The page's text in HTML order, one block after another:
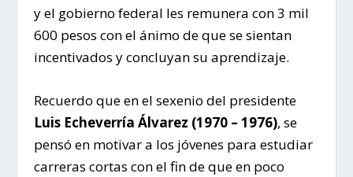
y el gobierno federal les remunera con 3 mil
600 pesos con el ánimo de que se sientan
incentivados y concluyan su aprendizaje.
Recuerdo que en el sexenio del presidente
Luis Echeverría Álvarez (1970 – 1976), se
pensó en motivar a los jóvenes para estudiar
carreras cortas con el fin de que en poco